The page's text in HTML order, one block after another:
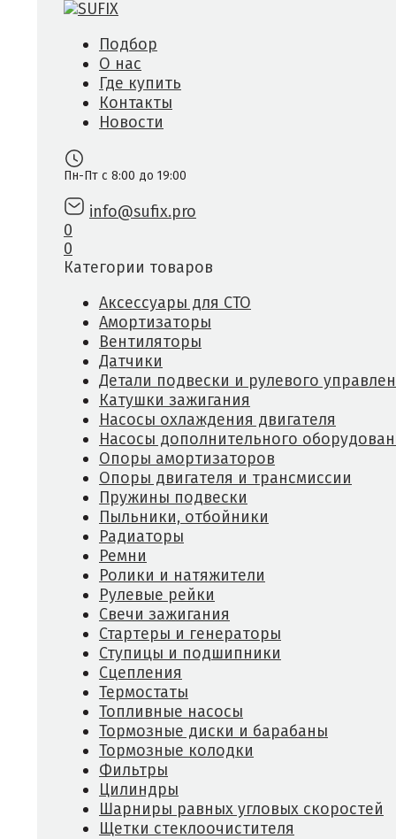
Подбор
О нас
Где купить
Контакты
Новости
Пн-Пт с 8:00 до 19:00
info@sufix.pro
0
0
Категории товаров
Аксессуары для СТО
Амортизаторы
Вентиляторы
Датчики
Детали подвески и рулевого
Катушки зажигания
Насосы охлаждения двигателя
Насосы дополнительного
Опоры амортизаторов
Опоры двигателя и трансмиссии
Пружины подвески
Пыльники, отбойники
Радиаторы
Ремни
Ролики и натяжители
Рулевые рейки
Свечи зажигания
Стартеры и генераторы
Ступицы и подшипники
Сцепления
Термостаты
Топливные насосы
Тормозные диски и барабаны
Тормозные колодки
Фильтры
Цилиндры
Шарниры равных угловых скоростей
Щетки стеклоочистителя